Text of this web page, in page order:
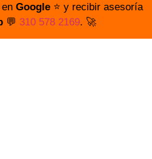
Google⭐️ y recibir asesoría
💬 310 578 2169. 🚀